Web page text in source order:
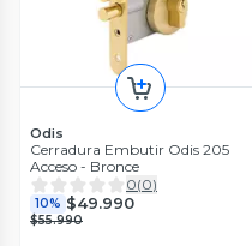
Odis
Cerradura Embutir Odis 205
Acceso - Bronce
0(0)
10% $49.990
$55.990